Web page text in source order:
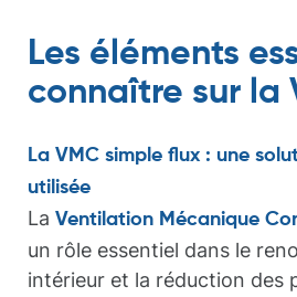
Les éléments
connaître sur la
La VMC simple flux : une
utilisée
La Ventilation Mécanique
un rôle essentiel dans le
intérieur et la réduction des